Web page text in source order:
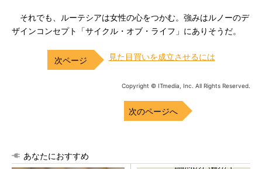
それでも、ルーテシアは女性の心をつかむ。強みはルノーのデ
ザインコンセプト「サイクル・オブ・ライフ」にありそうだ。
見た目買いを成立させるには
Copyright © ITmedia, Inc. All Rights Reserved.
次のページへ
あなたにおすすめ